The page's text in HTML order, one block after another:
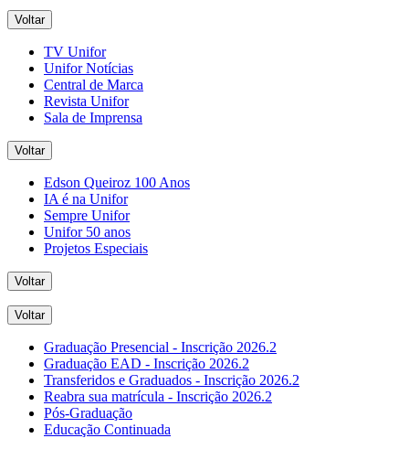
Voltar
TV Unifor
Unifor Notícias
Central de Marca
Revista Unifor
Sala de Imprensa
Voltar
Edson Queiroz 100 Anos
IA é na Unifor
Sempre Unifor
Unifor 50 anos
Projetos Especiais
Voltar
Voltar
Graduação Presencial - Inscrição 2026.2
Graduação EAD - Inscrição 2026.2
Transferidos e Graduados - Inscrição 2026.2
Reabra sua matrícula - Inscrição 2026.2
Pós-Graduação
Educação Continuada